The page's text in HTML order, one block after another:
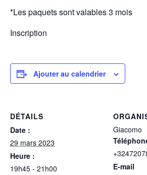
*Les paquets sont valables 3 mois
Inscription
Ajouter au calendrier
DÉTAILS
Date :
29 mars 2023
Heure :
19h45 - 21h00
Giacomo
E-mail